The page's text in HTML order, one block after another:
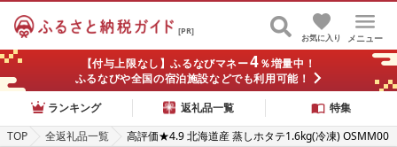
[PR]
メニュー
お気に入り
【付与上限なし】ふるなびマネー4％増量中！
ふるなびや全国の宿泊施設などでも利用可能！
ランキング
返礼品一覧
特集
TOP
全返礼品一覧
高評価★4.9 北海道産 蒸しホタテ1.6kg(冷凍) OSMM00